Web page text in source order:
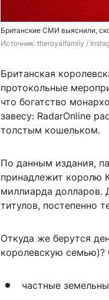
Британские СМИ выяснили,
Источник: theroyalfamily /
Британская
протокольные
что богатство
завесу: RadarOnline
толстым кошельком.
По данным издания,
принадлежит королю
миллиарда долларов.
титулов, постепенно
Откуда же берутся
королевскую семью)?
частные